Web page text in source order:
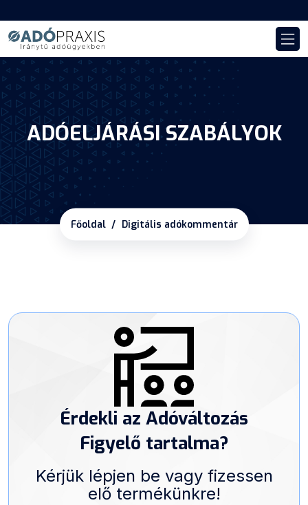
ADÓELJÁRÁSI SZABÁLYOK
Főoldal Digitális adókommentár
Érdekli az Adóváltozás
Figyelő tartalma?
Kérjük lépjen be vagy fizessen
elő termékünkre!